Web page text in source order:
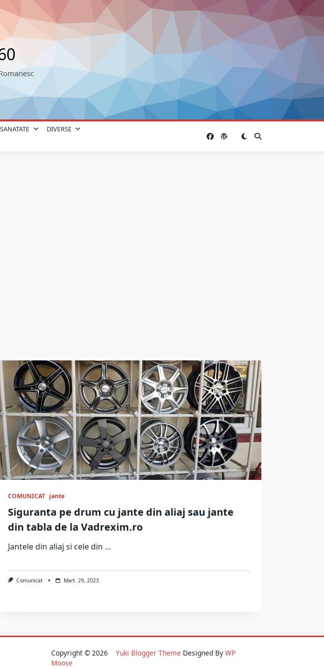
SANATATE
DIVERSE
COMUNICAT jante
Siguranta pe drum cu jante din aliaj sau jante
din tabla de la Vadrexim.ro
Jantele din aliaj si cele din ...
Comunicat Mart. 29, 2023
Copyright © 2026Yuki Blogger Theme Designed ByWP
Moose